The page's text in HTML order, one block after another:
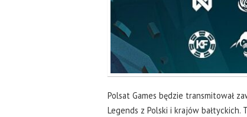
Polsat Games będzie transmitował
Legends z Polski i krajów